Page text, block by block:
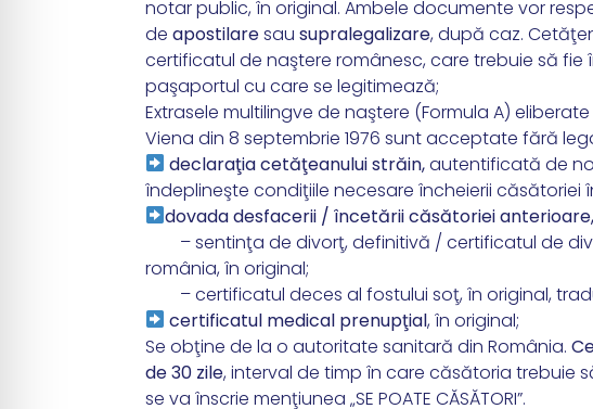
notar public, în original. Ambele documente vor
de apostilaresau supralegalizare, după caz.
certificatul de naştere românesc, care trebuie să
paşaportul cu care se legitimează;
Extrasele multilingve de naştere (Formula A)
Viena din 8 septembrie 1976 sunt acceptate fără
declaraţia cetăţeanului străin,autentificată de
îndeplineşte condiţiile necesare încheierii căsătoriei
dovada desfacerii / încetării căsătoriei anterioare,
– sentinţa de divorţ, definitivă / certificatul de
românia, în original;
– certificatul deces al fostului soţ, în original,
certificatul medical prenupţial, în original;
Se obţine de la o autoritate sanitară din România.
de 30 zile, interval de timp în care căsătoria trebuie
se va înscrie menţiunea „SE POATE CĂSĂTORI”.